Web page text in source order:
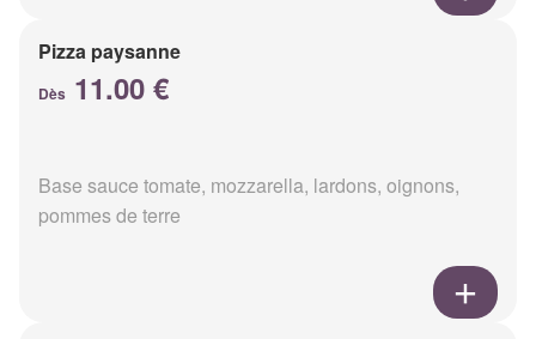
Pizza paysanne
Dès 11.00 €
Base sauce tomate, mozzarella, lardons, oignons,
pommes de terre